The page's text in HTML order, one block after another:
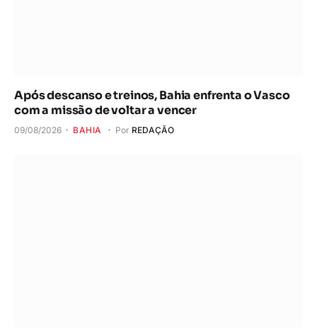
Após descanso e treinos, Bahia enfrenta o Vasco
com a missão de voltar a vencer
09/08/2026 BAHIA Por REDAÇÃO